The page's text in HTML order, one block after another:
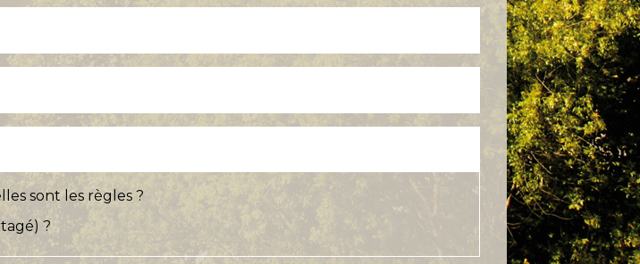
sont les règles ?
?